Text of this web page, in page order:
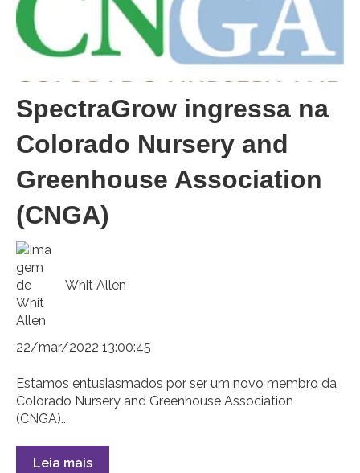
SpectraGrow ingressa na
Colorado Nursery and
Greenhouse Association
(CNGA)
Whit Allen
22/mar/2022 13:00:45
Estamos entusiasmados por ser um novo membro da
Colorado Nursery and Greenhouse Association
(CNGA)...
Leia mais